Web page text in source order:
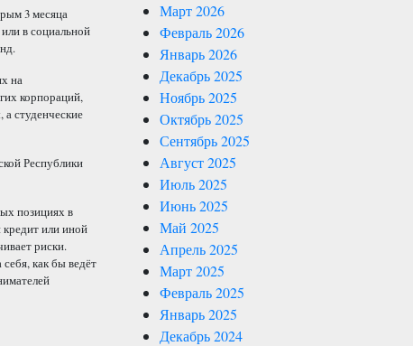
3 месяца
в социальной
на
корпораций,
студенческие
Республики
позициях в
или иной
риски.
как бы ведёт
Март 2026
Февраль 2026
Январь 2026
Декабрь 2025
Ноябрь 2025
Октябрь 2025
Сентябрь 2025
Август 2025
Июль 2025
Июнь 2025
Май 2025
Апрель 2025
Март 2025
Февраль 2025
Январь 2025
Декабрь 2024